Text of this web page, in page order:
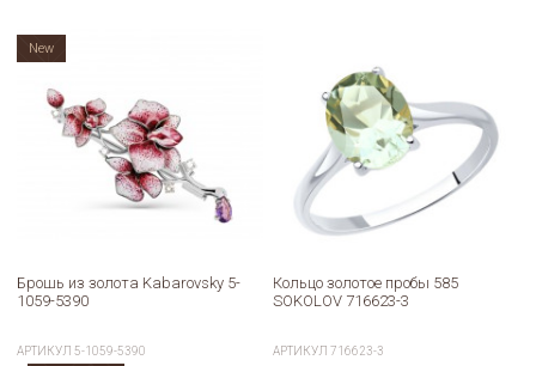
Брошь из золота Kabarovsky 5-
1059-5390
АРТИКУЛ5-1059-5390
New
Кольцо золотое пробы 585
SOKOLOV 716623-3
АРТИКУЛ716623-3